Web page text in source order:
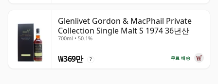
Glenlivet Gordon & MacPhail Private
Collection Single Malt S 1974 36년산
700ml • 50.1%
무료 배송
₩369만 ?